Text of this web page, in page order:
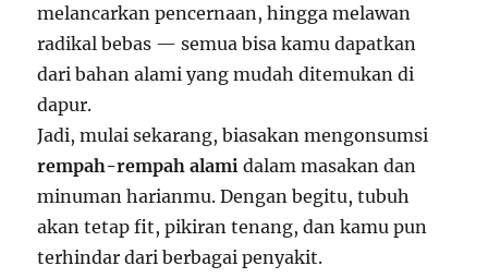
melancarkan pencernaan, hingga melawan
radikal bebas — semua bisa kamu dapatkan
dari bahan alami yang mudah ditemukan di
dapur.
Jadi, mulai sekarang, biasakan mengonsumsi
rempah-rempah alami dalam masakan dan
minuman harianmu. Dengan begitu, tubuh
akan tetap fit, pikiran tenang, dan kamu pun
terhindar dari berbagai penyakit.